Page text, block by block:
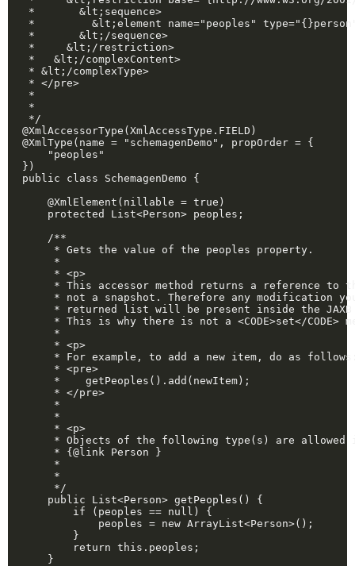
*       &lt;sequence>
*         &lt;element name="peoples"
*       &lt;/sequence>
*     &lt;/restriction>
*   &lt;/complexContent>
* &lt;/complexType>
* </pre>
*
*
*/
@XmlAccessorType(XmlAccessType.FIELD)
@XmlType(name = "schemagenDemo", propOrder = {
"peoples"
})
public class SchemagenDemo {
@XmlElement(nillable = true)
protected List<Person> peoples;
/**
* Gets the value of the peoples property.
*
* <p>
* This accessor method returns a reference to
* not a snapshot. Therefore any modification you
* returned list will be present inside the JAXB
* This is why there is not a <CODE>set</CODE>
*
* <p>
* For example, to add a new item, do as
* <pre>
*    getPeoples().add(newItem);
* </pre>
*
*
* <p>
* Objects of the following type(s) are allowed
* {@link Person }
*
*
*/
public List<Person> getPeoples() {
if (peoples == null) {
peoples = new ArrayList<Person>();
}
return this.peoples;
}